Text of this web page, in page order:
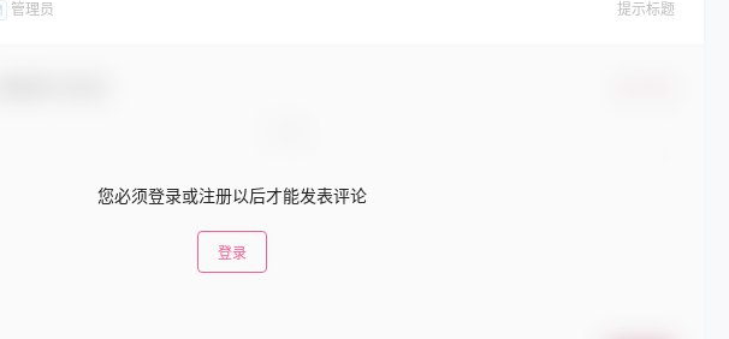
管理员 提示标题
您必须登录或注册以后才能发表评论
登录